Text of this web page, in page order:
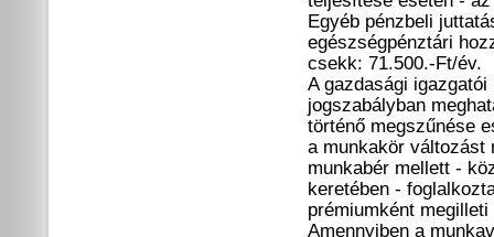
Egyéb pénzbeli
egészségpénztári
csekk: 71.500.-Ft/év.
A gazdasági
jogszabályban
történő megszűnése
a munkakör változást
munkabér mellett -
keretében -
prémiumként
Amennyiben a